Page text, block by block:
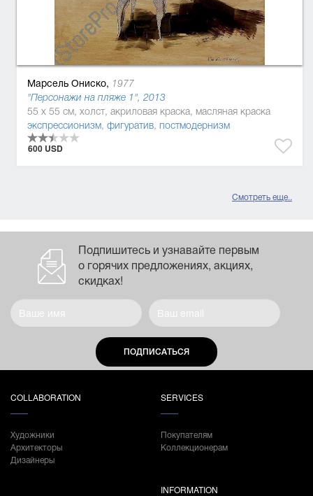
Марсель Ониско, 1977
"Персонажи на пляже 1", 2013
55 x 55 см, холст, акриловая краска, масляная краска
экспрессионизм, фигуратив, постмодернизм
600 USD
Смотреть еще..
Подпишитесь и узнавайте первым
о горячих предложениях, акциях,
скидках!
ПОДПИСАТЬСЯ
COLLABORATION
Художники
Архитекторы
Дизайнеры
SERVICES
Покупателям
Коллекционерам
INFORMATION